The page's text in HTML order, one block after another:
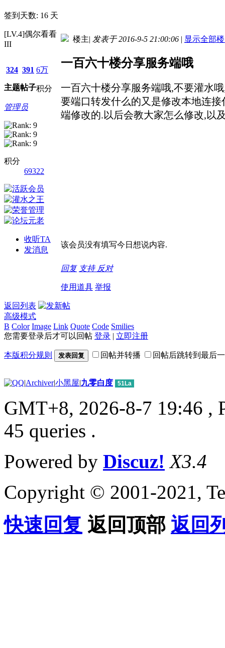
签到天数: 16 天
[LV.4]偶尔看看
III
324
主题
391
帖子
6万
积分
管理员
积分
69322
收听TA
发消息
楼主| 发表于 2016-9-5 21:00:06 | 显示全部
一百六十楼分享服务端哦
一百六十楼分享服务端哦,不要灌水
要端口转发什么的又是修改本地连
端修改的.以后会教大家怎么修改,以
该会员没有填写今日想说内容.
回复 支持 反对
使用道具 举报
返回列表
高级模式
B Color Image Link Quote Code Smilies
您需要登录后才可以回帖 登录 | 立即注册
本版积分规则 发表回复 回帖并转播 回帖后跳转到最后
|Archiver|小黑屋|九零白度 51La
GMT+8, 2026-8-7 19:46 ,
45 queries .
Powered by Discuz! X3.4
Copyright © 2001-2021,
快速回复 返回顶部 返回